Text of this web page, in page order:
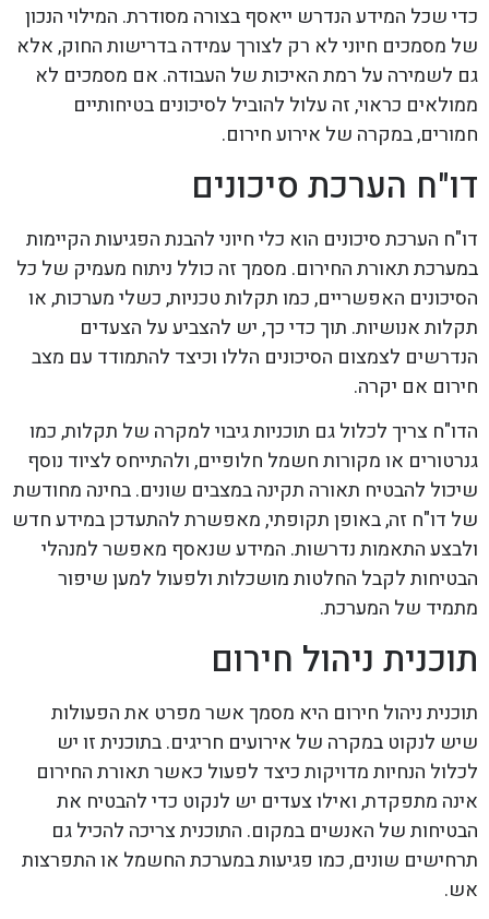
כדי שכל המידע הנדרש ייאסף בצורה מסודרת. המילוי הנכון
של מסמכים חיוני לא רק לצורך עמידה בדרישות החוק, אלא
גם לשמירה על רמת האיכות של העבודה. אם מסמכים לא
ממולאים כראוי, זה עלול להוביל לסיכונים בטיחותיים
חמורים, במקרה של אירוע חירום.
דו"ח הערכת סיכונים
דו"ח הערכת סיכונים הוא כלי חיוני להבנת הפגיעות הקיימות
במערכת תאורת החירום. מסמך זה כולל ניתוח מעמיק של כל
הסיכונים האפשריים, כמו תקלות טכניות, כשלי מערכות, או
תקלות אנושיות. תוך כדי כך, יש להצביע על הצעדים
הנדרשים לצמצום הסיכונים הללו וכיצד להתמודד עם מצב
חירום אם יקרה.
הדו"ח צריך לכלול גם תוכניות גיבוי למקרה של תקלות, כמו
גנרטורים או מקורות חשמל חלופיים, ולהתייחס לציוד נוסף
שיכול להבטיח תאורה תקינה במצבים שונים. בחינה מחודשת
של דו"ח זה, באופן תקופתי, מאפשרת להתעדכן במידע חדש
ולבצע התאמות נדרשות. המידע שנאסף מאפשר למנהלי
הבטיחות לקבל החלטות מושכלות ולפעול למען שיפור
מתמיד של המערכת.
תוכנית ניהול חירום
תוכנית ניהול חירום היא מסמך אשר מפרט את הפעולות
שיש לנקוט במקרה של אירועים חריגים. בתוכנית זו יש
לכלול הנחיות מדויקות כיצד לפעול כאשר תאורת החירום
אינה מתפקדת, ואילו צעדים יש לנקוט כדי להבטיח את
הבטיחות של האנשים במקום. התוכנית צריכה להכיל גם
תרחישים שונים, כמו פגיעות במערכת החשמל או התפרצות
אש.